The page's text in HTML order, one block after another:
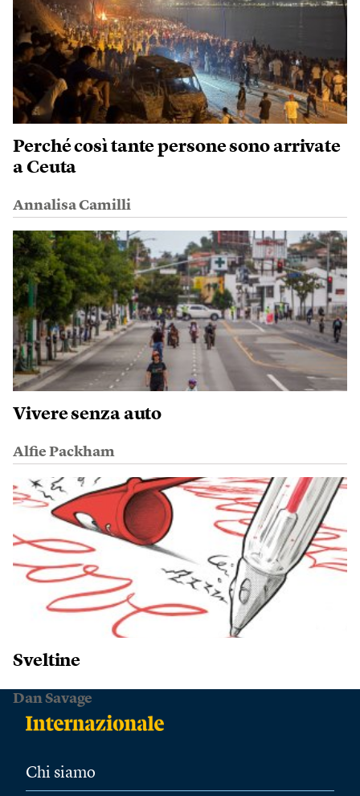
Perché così tante persone sono arrivate
a Ceuta
Annalisa Camilli
Vivere senza auto
Alfie Packham
Sveltine
Dan Savage
Chi siamo